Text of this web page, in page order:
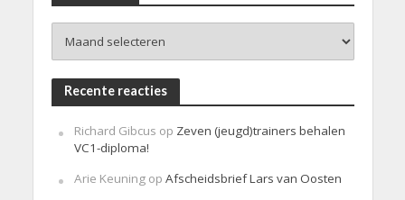
Recente reacties
Richard Gibcus op Zeven (jeugd)trainers behalen
VC1-diploma!
Arie Keuningop Afscheidsbrief Lars van Oosten